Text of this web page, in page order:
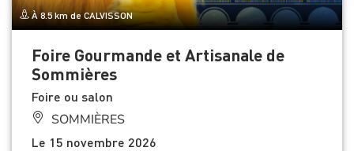
À 8.5 km de CALVISSON
Foire Gourmande et Artisanale de
Sommières
Foire ou salon
SOMMIÈRES
Le 15 novembre 2026